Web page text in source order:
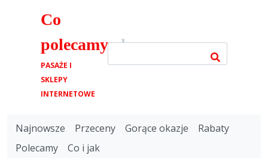
Co
polecamy.pl
PASAŻE I
SKLEPY
INTERNETOWE
Najnowsze Przeceny Gorące okazje
Rabaty
Polecamy
Co i jak